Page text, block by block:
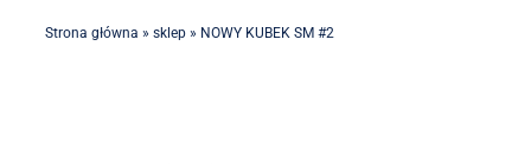
Strona główna » sklep» NOWY KUBEK SM #2